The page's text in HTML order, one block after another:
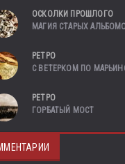
ОСКОЛКИ ПРОШЛОГО
МАГИЯ СТАРЫХ
РЕТРО
С ВЕТЕРКОМ ПО
РЕТРО
ГОРБАТЫЙ МОСТ